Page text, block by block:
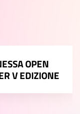
OPEN
V EDIZIONE